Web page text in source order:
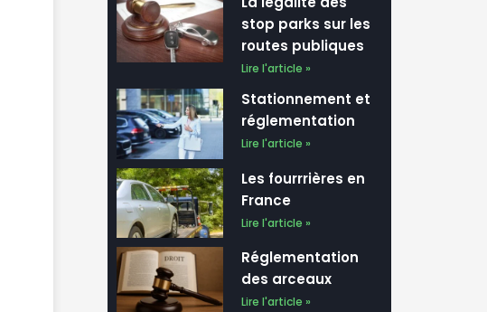
stop parks sur les
routes publiques
Lire l'article »
Stationnement et
réglementation
Lire l'article »
Les fourrrières en
France
Lire l'article »
Réglementation
des arceaux
Lire l'article »